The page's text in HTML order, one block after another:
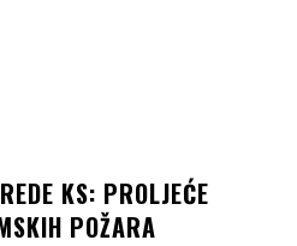
KS: PROLJEĆE
POŽARA